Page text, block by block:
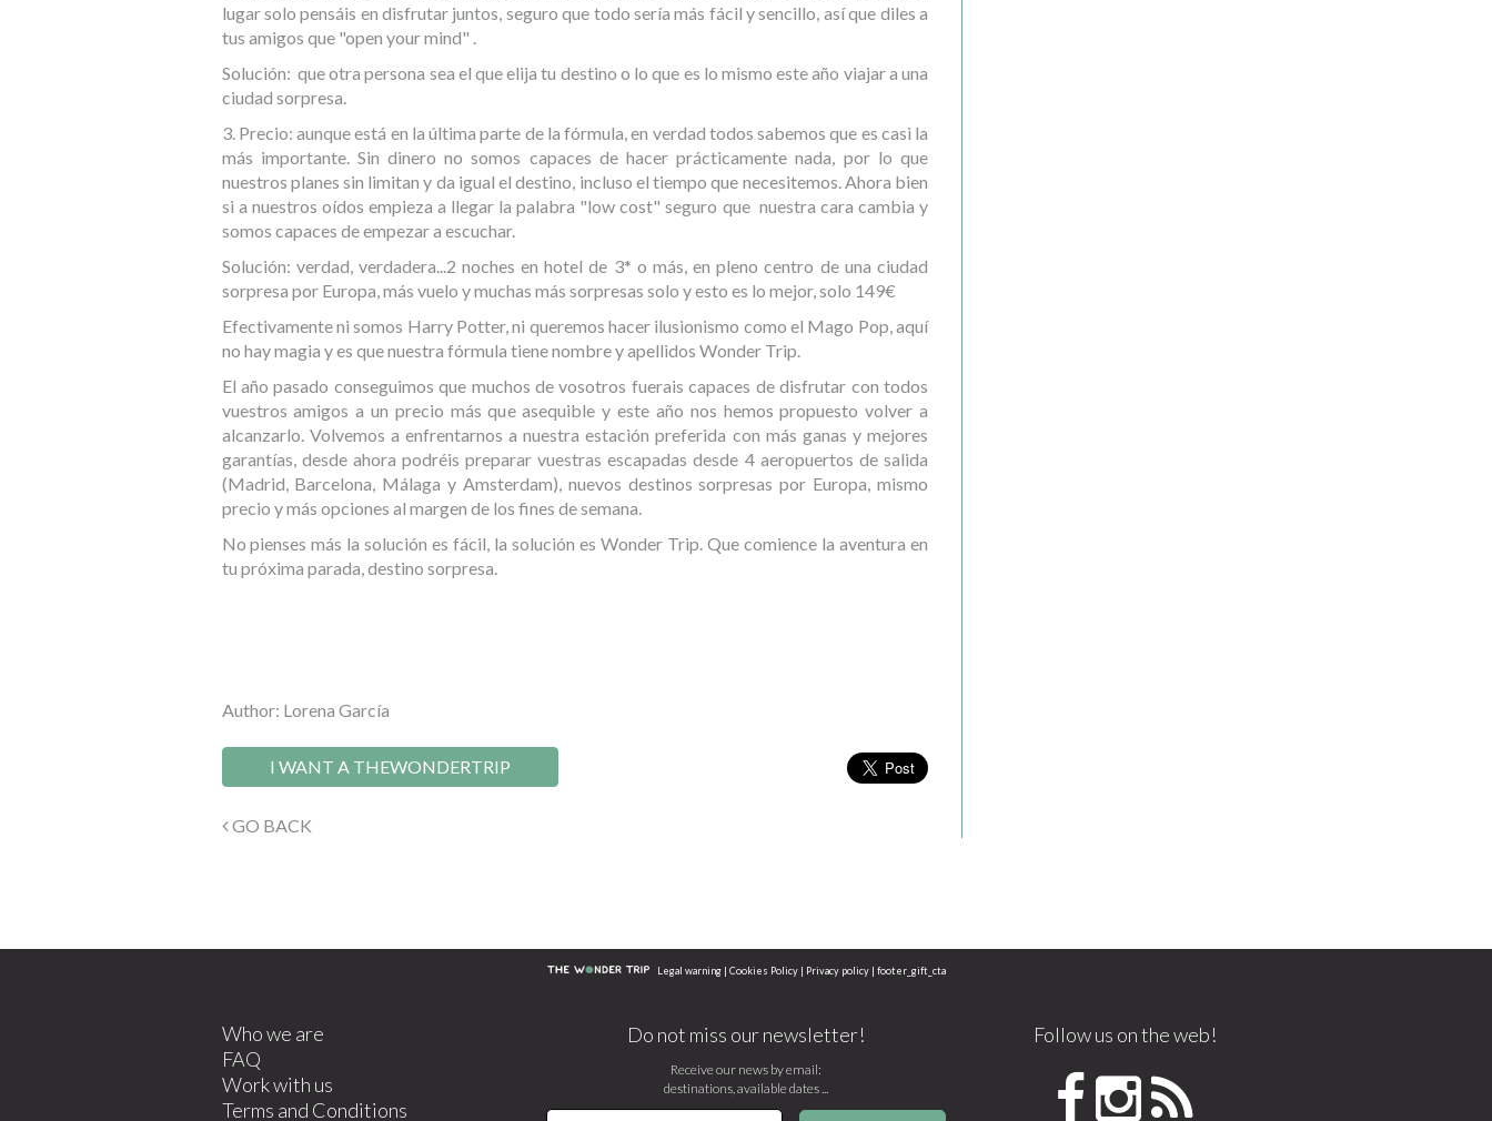
lugar solo pensáis en disfrutar juntos, seguro que todo sería más fácil y sencillo, así que diles a
tus amigos que "open your mind" .
Solución: que otra persona sea el que elija tu destino o lo que es lo mismo este año viajar a una
ciudad sorpresa.
3. Precio: aunque está en la última parte de la fórmula, en verdad todos sabemos que es casi la
más importante. Sin dinero no somos capaces de hacer prácticamente nada, por lo que
nuestros planes sin limitan y da igual el destino, incluso el tiempo que necesitemos. Ahora bien
si a nuestros oídos empieza a llegar la palabra "low cost" seguro que nuestra cara cambia y
somos capaces de empezar a escuchar.
Solución: verdad, verdadera...2 noches en hotel de 3* o más, en pleno centro de una ciudad
sorpresa por Europa, más vuelo y muchas más sorpresas solo y esto es lo mejor, solo 149€
Efectivamente ni somos Harry Potter, ni queremos hacer ilusionismo como el Mago Pop, aquí
no hay magia y es que nuestra fórmula tiene nombre y apellidos Wonder Trip.
El año pasado conseguimos que muchos de vosotros fuerais capaces de disfrutar con todos
vuestros amigos a un precio más que asequible y este año nos hemos propuesto volver a
alcanzarlo. Volvemos a enfrentarnos a nuestra estación preferida con más ganas y mejores
garantías, desde ahora podréis preparar vuestras escapadas desde 4 aeropuertos de salida
(Madrid, Barcelona, Málaga y Amsterdam), nuevos destinos sorpresas por Europa, mismo
precio y más opciones al margen de los fines de semana.
No pienses más la solución es fácil, la solución es Wonder Trip. Que comience la aventura en
tu próxima parada, destino sorpresa.
Author: Lorena García
I WANT A THEWONDERTRIP
GO BACK
Legal warning | Cookies Policy | Privacy policy | footer_gift_cta
Who we are
FAQ
Work with us
Terms and Conditions
Do not miss our newsletter!
Receive our news by email:
destinations, available dates ...
Follow us on the web!